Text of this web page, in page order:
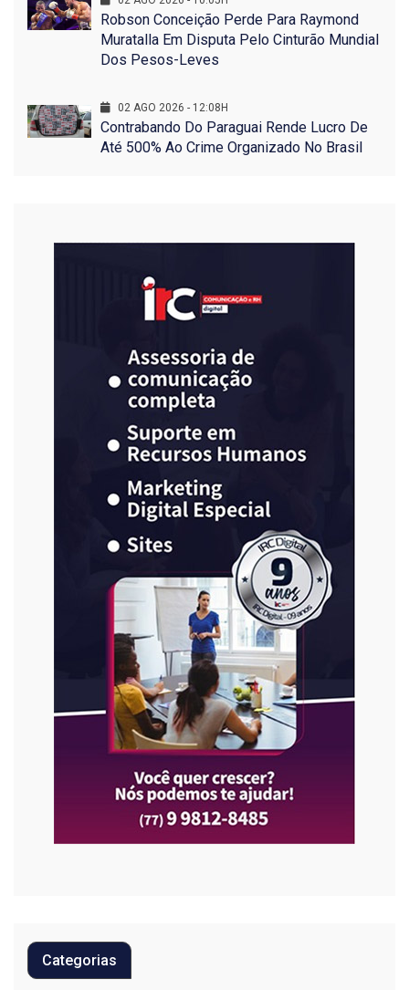
Robson Conceição Perde Para Raymond
Muratalla Em Disputa Pelo Cinturão Mundial
Dos Pesos-Leves
02 AGO 2026 - 12:08H
Contrabando Do Paraguai Rende Lucro De
Até 500% Ao Crime Organizado No Brasil
Categorias